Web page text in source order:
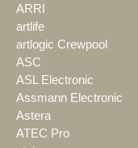
ARRI
artlife
artlogic Crewpool
ASC
ASL Electronic
Assmann Electronic
Astera
ATEC Pro